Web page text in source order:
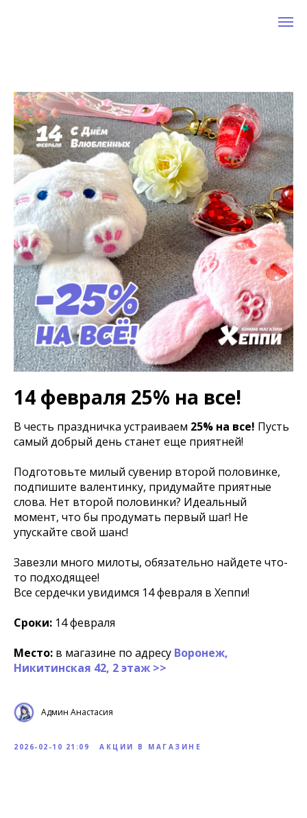
14 февраля 25% на все!
В честь праздничка устраиваем 25% на все! Пусть
самый добрый день станет еще приятней!
Подготовьте милый сувенир второй половинке,
подпишите валентинку, придумайте приятные
слова. Нет второй половинки? Идеальный
момент, что бы продумать первый шаг! Не
упускайте свой шанс!
Завезли много милоты, обязательно найдете что-
то подходящее!
Все сердечки увидимся 14 февраля в Хеппи!
Сроки: 14 февраля
Место: в магазине по адресу Воронеж,
Никитинская 42, 2 этаж >>
Админ Анастасия
2026-02-10 21:09 АКЦИИ В МАГАЗИНЕ